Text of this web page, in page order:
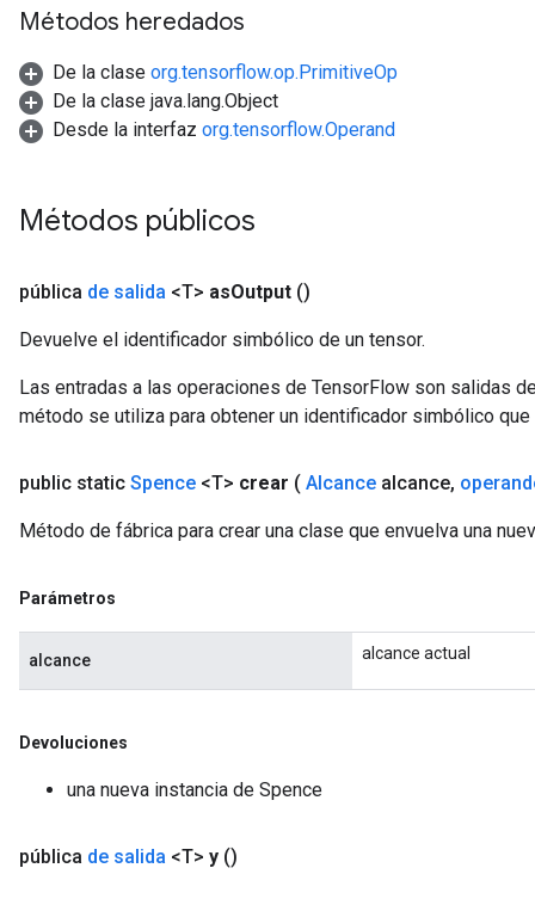
Métodos heredados
De la clase org.tensorflow.op.PrimitiveOp
De la clase java.lang.Object
Desde la interfaz org.tensorflow.Operand
Métodos públicos
pública de salida <T> asOutput ()
Devuelve el identificador simbólico de un tensor.
Las entradas a las operaciones de TensorFlow son salidas
método se utiliza para obtener un identificador simbólico
public static Spence <T> crear ( Alcance alcance,
Método de fábrica para crear una clase que envuelva una
Parámetros
alcance alcance actual
Devoluciones
una nueva instancia de Spence
pública de salida <T> y ()